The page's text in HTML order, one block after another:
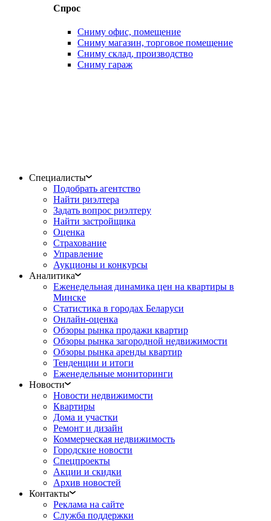
Спрос
Сниму офис, помещение
Сниму магазин, торговое помещение
Сниму склад, производство
Сниму гараж
Специалисты
Подобрать агентство
Найти риэлтера
Задать вопрос риэлтеру
Найти застройщика
Оценка
Страхование
Управление
Аукционы и конкурсы
Аналитика
Еженедельная динамика цен на квартиры в
Минске
Статистика в городах Беларуси
Онлайн-оценка
Обзоры рынка продажи квартир
Обзоры рынка загородной недвижимости
Обзоры рынка аренды квартир
Тенденции и итоги
Еженедельные мониторинги
Новости
Новости недвижимости
Квартиры
Дома и участки
Ремонт и дизайн
Коммерческая недвижимость
Городские новости
Спецпроекты
Акции и скидки
Архив новостей
Контакты
Реклама на сайте
Служба поддержки